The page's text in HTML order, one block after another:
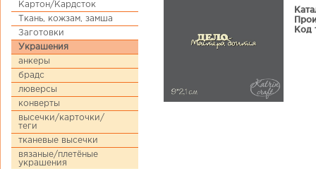
Картон/Кардсток
Ткань, кожзам, замша
Заготовки
Украшения
анкеры
брадс
люверсы
конверты
высечки/карточки/
теги
тканевые высечки
вязаные/плетёные
украшения
Код